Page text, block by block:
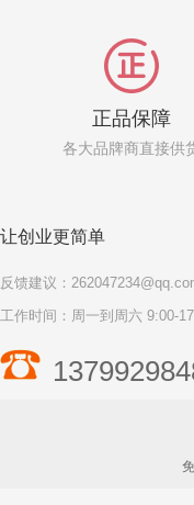
正品保障
各大品牌商直接供
让创业更简单
反馈建议：
工作时间：周一到周六 9:00-